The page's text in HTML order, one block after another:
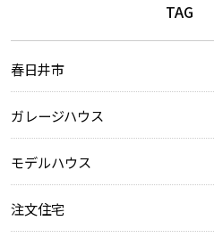
TAG
春日井市
ガレージハウス
モデルハウス
注文住宅